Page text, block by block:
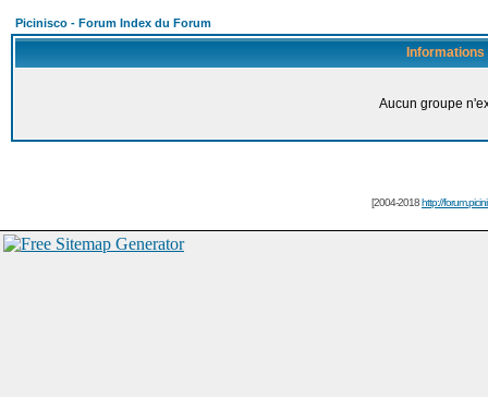
Picinisco - Forum Index du Forum
Informations
Aucun groupe
[2004-2018http://